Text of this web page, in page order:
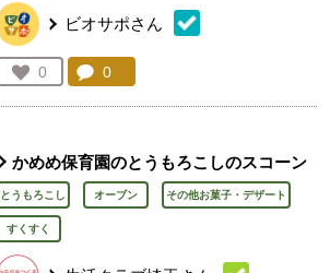
ビオサポさん
お気に入り登録：
0
人が登録
コメント：
0
かめめ保育園のとうもろこしのスコーン
とうもろこし オーブン その他お菓子・デザート
すくすく